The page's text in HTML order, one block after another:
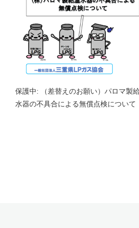
保護中: （差替えのお願い）パロマ製
水器の不具合による無償点検について